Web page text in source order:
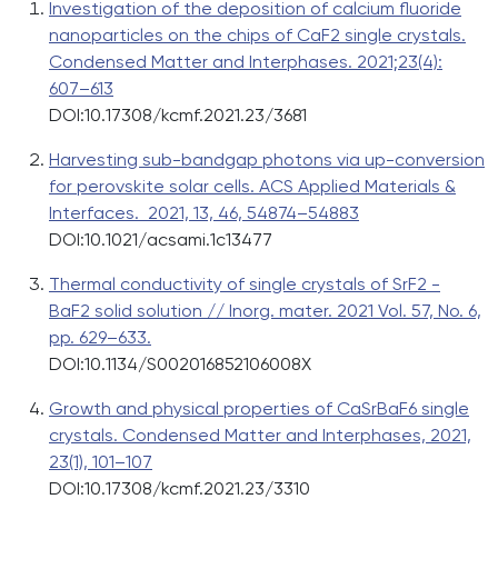
Investigation of the deposition of calcium fluoride
nanoparticles on the chips of CaF2 single crystals.
Condensed Matter and Interphases. 2021;23(4):
607–613
DOI:10.17308/kcmf.2021.23/3681
Harvesting sub-bandgap photons via up-conversion
for perovskite solar cells. ACS Applied Materials &
Interfaces. 2021, 13, 46, 54874–54883
DOI:10.1021/acsami.1c13477
Thermal conductivity of single crystals of SrF2 -
BaF2 solid solution // Inorg. mater. 2021 Vol. 57, No. 6,
pp. 629–633.
DOI:10.1134/S002016852106008X
Growth and physical properties of CaSrBaF6 single
crystals. Condensed Matter and Interphases, 2021,
23(1), 101–107
DOI:10.17308/kcmf.2021.23/3310